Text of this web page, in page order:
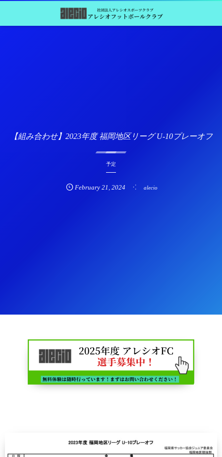
【組み合わせ】2023年度 福岡地区リーグ U-10プレーオフ
予定
February 21 ,2024 alecio